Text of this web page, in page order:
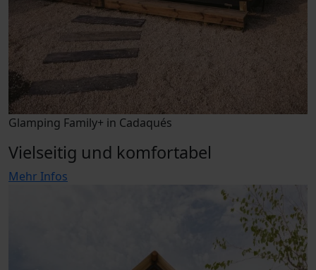
Glamping Family+ in Cadaqués
Vielseitig und komfortabel
Mehr Infos